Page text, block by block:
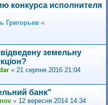
конкурса исполнителя
Григорьев «
земельну
« 21 серпня 2016 21:04
банк"
« 12 вересня 2014 14:34